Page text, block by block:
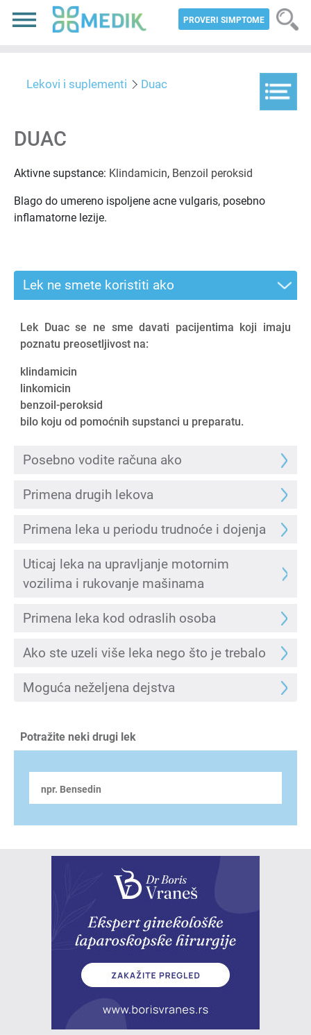
PROVERI SIMPTOME
Lekovi i suplementi Duac
DUAC
Aktivne supstance: Klindamicin, Benzoil peroksid
Blago do umereno ispoljene acne vulgaris, posebno
inflamatorne lezije.
Lek ne smete koristiti ako
Lek Duac se ne sme davati pacijentima koji imaju
poznatu preosetljivost na:
klindamicin
linkomicin
benzoil-peroksid
bilo koju od pomoćnih supstanci u preparatu.
Posebno vodite računa ako
Primena drugih lekova
Primena leka u periodu trudnoće i dojenja
Uticaj leka na upravljanje motornim
vozilima i rukovanje mašinama
Primena leka kod odraslih osoba
Ako ste uzeli više leka nego što je trebalo
Moguća neželjena dejstva
Potražite neki drugi lek